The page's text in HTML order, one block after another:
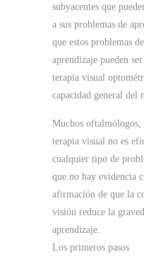
subyacentes que
a sus problemas de
que estos problemas
aprendizaje pueden
terapia visual
capacidad general del
Muchos
terapia visual no es
cualquier tipo de
que no hay evidencia
afirmación de que la
visión reduce la
aprendizaje.
Los primeros pasos